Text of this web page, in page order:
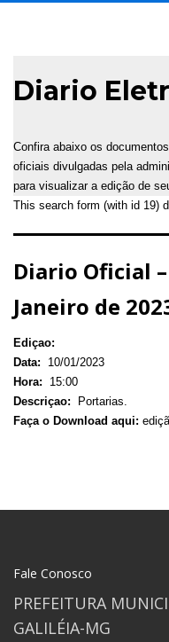
Diario
Confira abaixo os
oficiais divulgadas pela
para visualizar a edição de
This search form (with id 19)
Diario Oficial –
Janeiro de
Ediçao:
Data:
10/01/2023
Hora:
15:00
Descriçao:
Portarias.
Faça o Download aqui:
Fale Conosco
PREFEITURA
GALILÉIA-MG